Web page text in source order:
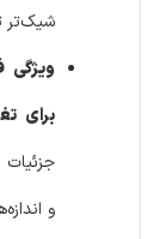
شیک‌تر
ویژگی
برای
و